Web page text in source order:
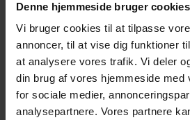
Denne hjemmeside bruger cookies
Vi bruger cookies til at tilpasse
annoncer, til at vise dig funktioner
at analysere vores trafik. Vi deler
din brug af vores hjemmeside med
for sociale medier,
analysepartnere. Vores partnere